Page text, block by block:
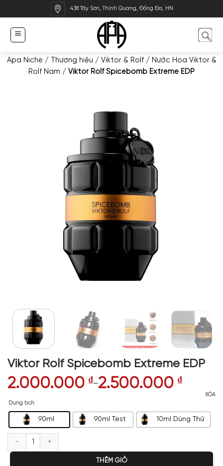
qua
dung
438 Tây Sơn, Thịnh Quang, Đống Đa, HN
Apa Niche / Thương hiệu / Viktor & Rolf/ Nước Hoa Viktor &
Rolf Nam / Viktor Rolf Spicebomb Extreme EDP
Viktor Rolf Spicebomb Extreme EDP
2.000.000 ₫–2.500.000 ₫
Dung tích
90ml 90ml Test 10ml Dùng Thử
XÓA
Viktor Rolf Spicebomb Extreme EDP số lượng
THÊM GIỎ